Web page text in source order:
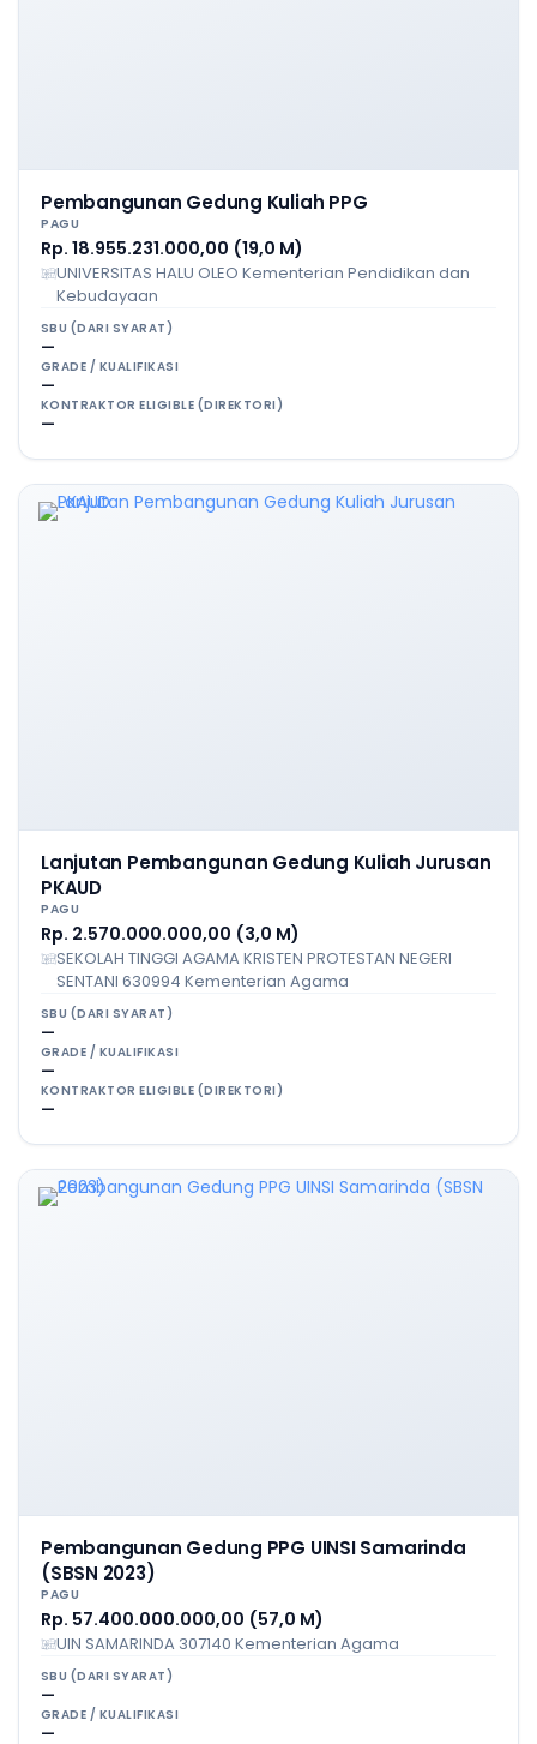
Pembangunan Gedung Kuliah PPG
PAGU
Rp. 18.955.231.000,00 (19,0 M)
UNIVERSITAS HALU OLEO Kementerian Pendidikan dan
Kebudayaan
SBU (DARI SYARAT)
—
GRADE / KUALIFIKASI
—
KONTRAKTOR ELIGIBLE (DIREKTORI)
—
Lanjutan Pembangunan Gedung Kuliah Jurusan
PKAUD
PAGU
Rp. 2.570.000.000,00 (3,0 M)
SEKOLAH TINGGI AGAMA KRISTEN PROTESTAN NEGERI
SENTANI 630994 Kementerian Agama
SBU (DARI SYARAT)
—
GRADE / KUALIFIKASI
—
KONTRAKTOR ELIGIBLE (DIREKTORI)
—
Pembangunan Gedung PPG UINSI Samarinda
(SBSN 2023)
PAGU
Rp. 57.400.000.000,00 (57,0 M)
UIN SAMARINDA 307140 Kementerian Agama
SBU (DARI SYARAT)
—
GRADE / KUALIFIKASI
—